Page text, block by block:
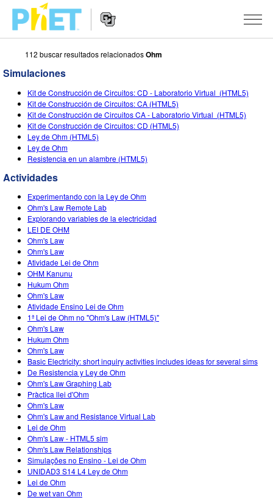
Buscar
el
sitio
web
de
PhET
Sitio
Web
SIMULACIONES
Todas las Simulaciones
Física
Matemáticas y Estadísticas
Química
Tierra y Espacio
Biología
Simulaciones Traducidas
Customizable Sims
STUDIO
About Studio
Customizable Sims
Comienza una prueba gratuita
Comprar una licencia
ENSEÑANZA
Actividades
Guía para el Envío de Actividades
Talleres Virtuales
Aprendizaje Profesional con PhET
Enseñando con PhET
INVESTIGACIONES
Diseño Inclusivo
PhET Global
Data Fluency
DEIB en Educación STEM
SceneryStack OSE
Reporte de Impacto
INGRESAR / REGISTRARSE
INGRESAR / REGISTRARSE
112 buscar resultados relacionadosOhm
Simulaciones
Kit de Construcción de Circuitos: CD - Laboratorio Virtual (HTML5)
Kit de Construcción de Circuitos: CA (HTML5)
Kit de Construcción de Circuitos CA - Laboratorio Virtual (HTML5)
Kit de Construcción de Circuitos: CD (HTML5)
Ley de Ohm (HTML5)
Ley de Ohm
Resistencia en un alambre (HTML5)
Actividades
Experimentando con la Ley de Ohm
Ohm's Law Remote Lab
Explorando variables de la electricidad
LEI DE OHM
Ohm's Law
Ohm's Law
Atividade Lei de Ohm
OHM Kanunu
Hukum Ohm
Ohm's Law
Atividade Ensino Lei de Ohm
1ª Lei de Ohm no "Ohm's Law (HTML5)"
Ohm's Law
Hukum Ohm
Ohm's Law
Basic Electricity: short inquiry activities includes ideas for several sims
De Resistencia y Ley de Ohm
Ohm's Law Graphing Lab
Pràctica llei d'Ohm
Ohm's Law
Ohm's Law and Resistance Virtual Lab
Lei de Ohm
Ohm's Law - HTML5 sim
Ohm's Law Relationships
Simulações no Ensino - Lei de Ohm
UNIDAD3 S14 L4 Ley de Ohm
Lei de Ohm
De wet van Ohm